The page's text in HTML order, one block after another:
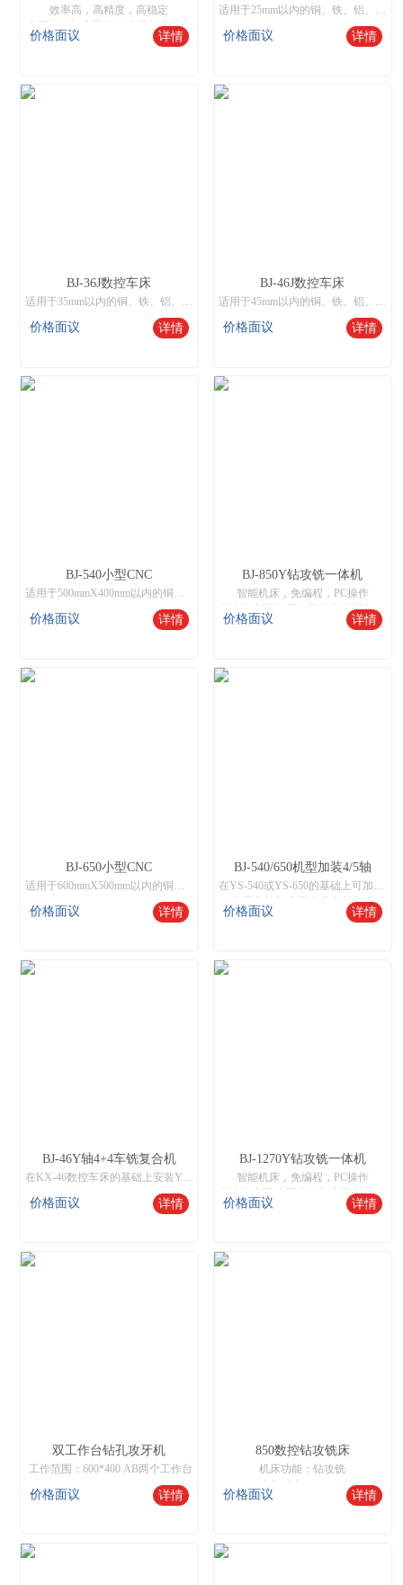
效率高，高精度，高稳定
中国数控机床网,数控木工机床厂家
价格面议 详情
适用于25mm以内的铜、铁、铝、不绣钢棒料批量化生产，和50mm以内开料或锻打件粒料自动送料批量生产，也可装液压卡盘实现250mm以内零件单件或机械手送料生产。
价格面议 详情
BJ-36J数控车床
适用于35mm以内的铜、铁、铝、不绣钢棒料批量化生产，和50mm以内开料或锻打件粒料自动送料批量生产，也可装液压卡盘实现250mm以内零件单件或机械手送料生产。
价格面议 详情
BJ-46J数控车床
适用于45mm以内的铜、铁、铝、不绣钢棒料批量化生产，和60mm以内开料或锻打件粒料自动送料批量生产，也可装液压卡盘实现350mm以内零件单件或机械手送料生产。
价格面议 详情
BJ-540小型CNC
适用于500mmX400mm以内的铜、铁、铝、不锈钢工件进行8工位加工，操作与市场通用加工中心兼容，支持钻孔、攻牙、铣削，雕刻等功能。
价格面议 详情
BJ-850Y钻攻铣一体机
智能机床，免编程，PC操作
数控机床网,机器人网,数控木工机床厂家
价格面议 详情
BJ-650小型CNC
价格面议 详情
BJ-540/650机型加装4/5轴
中国数控机床网,智能数控机床
价格面议 详情
BJ-46Y轴4+4车铣复合机
价格面议 详情
BJ-1270Y钻攻铣一体机
智能机床，免编程，PC操作
数控机床网,中国数控机床网,智能数控机床
价格面议 详情
双工作台钻孔攻牙机
工作范围：600*400 AB两个工作台
主轴钻速：0~5000r/min
价格面议 详情
850数控钻攻铣床
机床功能：钻攻铣
电机功率：6.8KW
有效行程：600*500*400
价格面议 详情